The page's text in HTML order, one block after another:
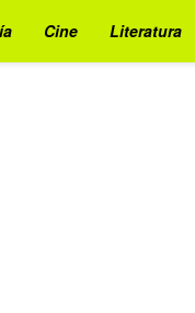
Cine Literatura